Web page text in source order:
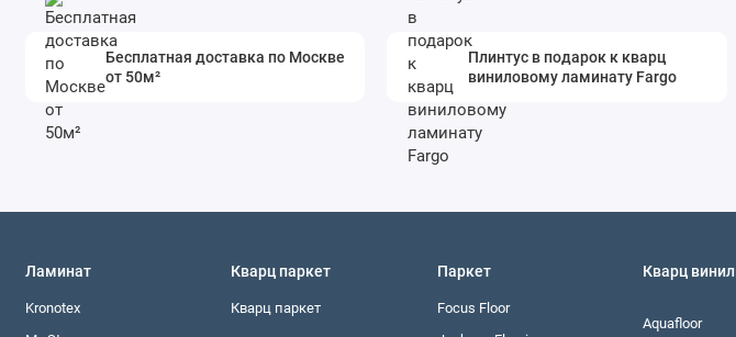
Бесплатная доставка по Москве
от 50м²
Плинтус в подарок к кварц
виниловому ламинату Fargo
Ламинат
Kronotex
Кварц паркет
Кварц паркет
Паркет
Focus Floor
Кварц винил
Aquafloor